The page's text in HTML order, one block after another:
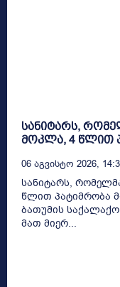
სანიტარს,
მოკლა, 4 წლით
06 Აგვისტო 2026,
სანიტარს,
წლით პატიმრობა
ბათუმის
მათ მიერ...